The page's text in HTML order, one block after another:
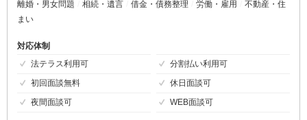
離婚・男女問題
相続・遺言 借金・債務整理 労働・雇用
不動産・住
まい
対応体制
法テラス利用可
分割払い利用可
初回面談無料
休日面談可
夜間面談可
WEB面談可